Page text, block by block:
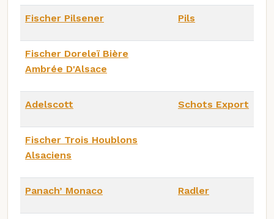
Fischer Pilsener Pils
Fischer Doreleï Bière
Ambrée D'Alsace
Adelscott Schots Export
Fischer Trois Houblons
Alsaciens
Panach’ Monaco Radler